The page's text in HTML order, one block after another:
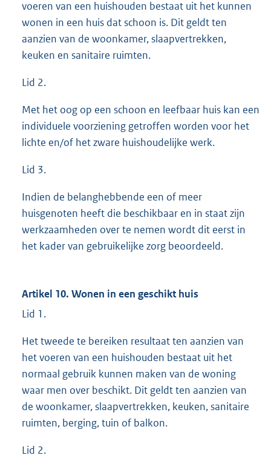
voeren van een huishouden bestaat uit het kunnen
wonen in een huis dat schoon is. Dit geldt ten
aanzien van de woonkamer, slaapvertrekken,
keuken en sanitaire ruimten.
Lid 2.
Met het oog op een schoon en leefbaar huis kan een
individuele voorziening getroffen worden voor het
lichte en/of het zware huishoudelijke werk.
Lid 3.
Indien de belanghebbende een of meer
huisgenoten heeft die beschikbaar en in staat zijn
werkzaamheden over te nemen wordt dit eerst in
het kader van gebruikelijke zorg beoordeeld.
Artikel 10. Wonen in een geschikt huis
Lid 1.
Het tweede te bereiken resultaat ten aanzien van
het voeren van een huishouden bestaat uit het
normaal gebruik kunnen maken van de woning
waar men over beschikt. Dit geldt ten aanzien van
de woonkamer, slaapvertrekken, keuken, sanitaire
ruimten, berging, tuin of balkon.
Lid 2.